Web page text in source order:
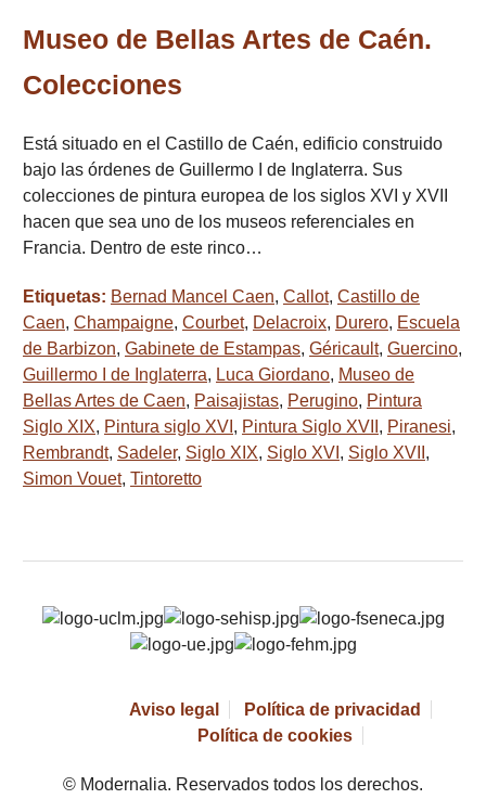
Museo de Bellas Artes de Caén.
Colecciones
Está situado en el Castillo de Caén, edificio construido
bajo las órdenes de Guillermo I de Inglaterra. Sus
colecciones de pintura europea de los siglos XVI y XVII
hacen que sea uno de los museos referenciales en
Francia. Dentro de este rinco…
Etiquetas: Bernad Mancel Caen, Callot, Castillo de
Caen, Champaigne, Courbet, Delacroix, Durero, Escuela
de Barbizon, Gabinete de Estampas, Géricault, Guercino,
Guillermo I de Inglaterra, Luca Giordano, Museo de
Bellas Artes de Caen, Paisajistas, Perugino, Pintura
Siglo XIX, Pintura siglo XVI , Pintura Siglo XVII , Piranesi,
Rembrandt, Sadeler, Siglo XIX, Siglo XVI , Siglo XVII ,
Simon Vouet, Tintoretto
Aviso legal
Política de privacidad
Política de cookies
© Modernalia. Reservados todos los derechos.